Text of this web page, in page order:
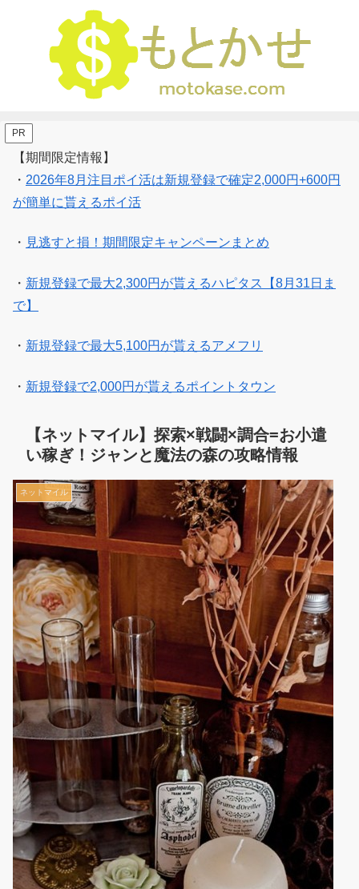
PR
【期間限定情報】
・ 2026年8月注目ポイ活は新規登録で確定2,000円+600円
が簡単に貰えるポイ活
・ 見逃すと損！期間限定キャンペーンまとめ
・ 新規登録で最大2,300円が貰えるハピタス【8月31日ま
で】
・ 新規登録で最大5,100円が貰えるアメフリ
・ 新規登録で2,000円が貰えるポイントタウン
【ネットマイル】探索×戦闘×調合=お小遣
い稼ぎ！ジャンと魔法の森の攻略情報
ネットマイル